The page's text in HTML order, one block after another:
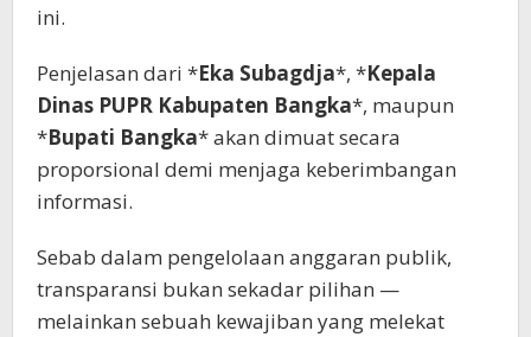
ini.
Penjelasan dari *Eka Subagdja*, *Kepala
Dinas PUPR Kabupaten Bangka*, maupun
*Bupati Bangka* akan dimuat secara
proporsional demi menjaga keberimbangan
informasi.
Sebab dalam pengelolaan anggaran publik,
transparansi bukan sekadar pilihan —
melainkan sebuah kewajiban yang melekat